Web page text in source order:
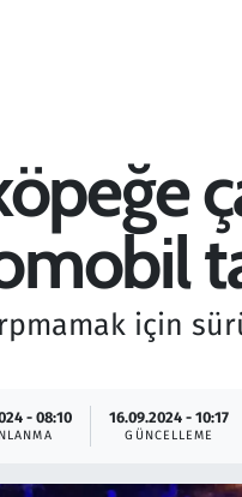
için
- 08:10 16.09.2024 - 10:17
GÜNCELLEME